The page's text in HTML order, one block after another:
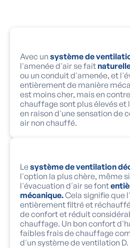
Avec un système de
l'amenée d'air se fait
ou un conduit d'amenée, et
entièrement de manière
est moins cher, mais en
chauffage sont plus élevés
en raison d'une sensation de
air non chauffé.
Lesystème de ventilation
l'option la plus chère, même
l'évacuation d'air se font
mécanique.Cela signifie que
entièrement filtré et
de confort et réduit
chauffage. Un bon confort
faibles frais de chauffage
d'un système de ventilation D.